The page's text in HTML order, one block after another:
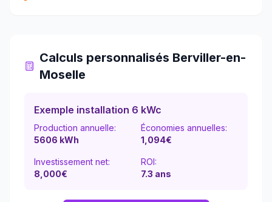
Calculs personnalisés Berviller-en-
Moselle
Exemple installation 6 kWc
Production annuelle:
5606 kWh
Économies annuelles:
1,094€
Investissement net:
8,000€
ROI:
7.3 ans